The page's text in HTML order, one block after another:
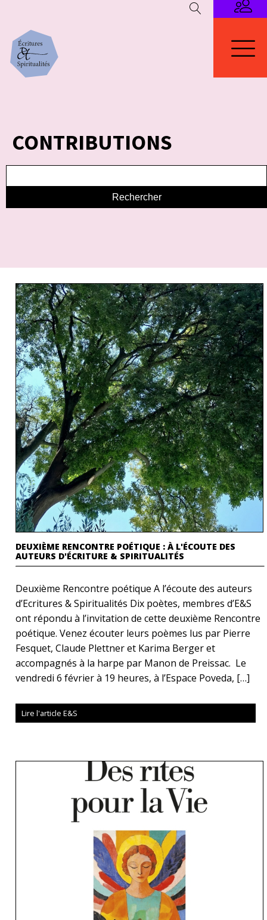
CONTRIBUTIONS
DEUXIÈME RENCONTRE POÉTIQUE : À L'ÉCOUTE DES
AUTEURS D'ÉCRITURE & SPIRITUALITÉS
Deuxième Rencontre poétique A l’écoute des auteurs
d’Ecritures & Spiritualités Dix poètes, membres d’E&S
ont répondu à l’invitation de cette deuxième Rencontre
poétique. Venez écouter leurs poèmes lus par Pierre
Fesquet, Claude Plettner et Karima Berger et
accompagnés à la harpe par Manon de Preissac. Le
vendredi 6 février à 19 heures, à l’Espace Poveda, […]
Lire l'article E&S